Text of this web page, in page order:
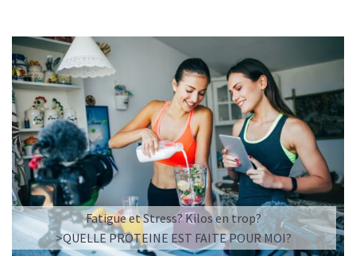
Fatigue et Stress? Kilos en trop?
>QUELLE PROTEINE EST FAITE POUR MOI?